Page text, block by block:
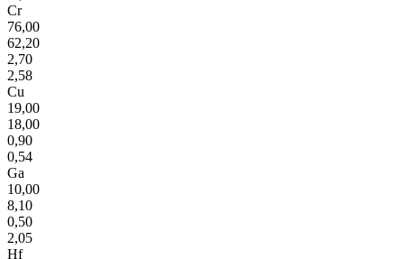
Cr
76,00
62,20
2,70
2,58
Cu
19,00
18,00
0,90
0,54
Ga
10,00
8,10
0,50
2,05
Hf